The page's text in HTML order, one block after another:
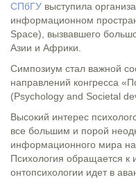
СПбГУ выступила
информационном
Space), вызвавшего
Азии и Африки.
Симпозиум стал важной
направлений конгресса
(Psychology and Societal
Высокий интерес
все большим и порой
информационного мира
Психология обращается к
онтопсихологии идет в